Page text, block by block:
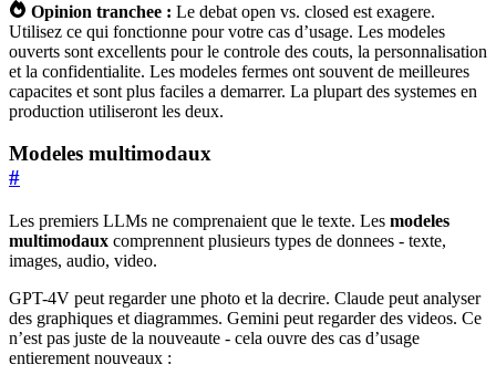
Opinion tranchee : Le debat open vs. closed est exagere.
Utilisez ce qui fonctionne pour votre cas d’usage. Les modeles
ouverts sont excellents pour le controle des couts, la personnalisation
et la confidentialite. Les modeles fermes ont souvent de meilleures
capacites et sont plus faciles a demarrer. La plupart des systemes en
production utiliseront les deux.
Modeles multimodaux
#
Les premiers LLMs ne comprenaient que le texte. Les modeles
multimodaux comprennent plusieurs types de donnees - texte,
images, audio, video.
GPT-4V peut regarder une photo et la decrire. Claude peut analyser
des graphiques et diagrammes. Gemini peut regarder des videos. Ce
n’est pas juste de la nouveaute - cela ouvre des cas d’usage
entierement nouveaux :